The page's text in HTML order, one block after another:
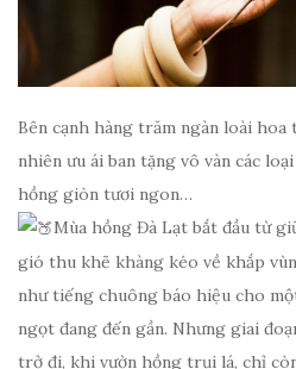
Bên cạnh hàng trăm ngàn loài
nhiên ưu ái ban tặng vô vàn các
hồng giòn tươi ngon…
Mùa hồng Đà Lạt bắt đầu từ
gió thu khẽ khàng kéo về khắp
như tiếng chuông báo hiệu cho
ngọt đang đến gần. Nhưng giai
trở đi, khi vườn hồng trụi lá, chỉ